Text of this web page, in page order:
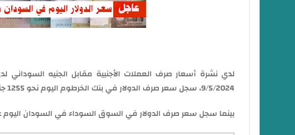
لدي نشرة أسعار صرف العملات الأجنبية مقابل الجنيه السوداني
9/5/2024، سجل سعر صرف الدولار في بنك الخرطوم اليوم نحو 1255 جنيهاً.
بينما سجل سعر صرف الدولار في السوق السوداء في السودان اليوم عند